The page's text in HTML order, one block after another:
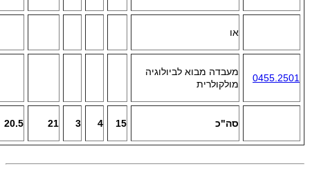
או
0455.2501
מעבדה מבוא לביולוגיה
מולקולרית
סה"כ 15
4
3
21
20.5